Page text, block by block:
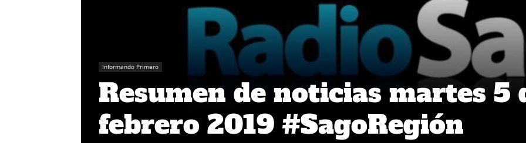
Informando Primero
Resumen de noticias martes 5
febrero 2019 #SagoRegión